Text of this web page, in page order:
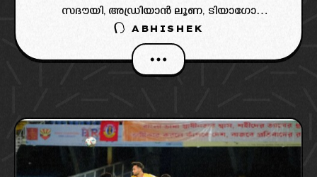
സദൗയി, അഡ്രിയാൻ ലൂണ, ടിയാഗോ
ആൽവസ് എന്നിവരെ വിൽക്കേണ്ടി വന്നിരുന്നു.
നോഹയെയും ലൂണയെയും ലോൺ
അടിസ്ഥാനത്തിൽ ഇന്തോനേഷ്യൻ
ABHISHEK